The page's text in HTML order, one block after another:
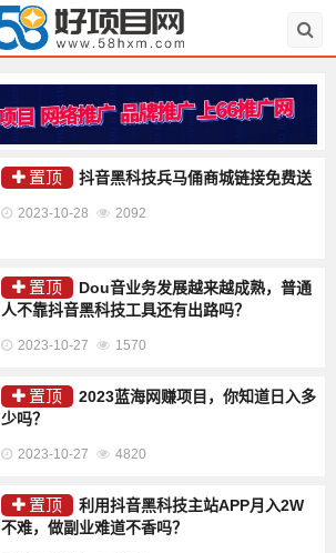
置顶 抖音黑科技兵马俑商城链接免费送
2023-10-28 2092
置顶
Dou音业务发展越来越成熟，普通
人不靠抖音黑科技工具还有出路吗？
2023-10-27 1570
置顶
2023蓝海网赚项目，你知道日入多
少吗？
2023-10-27 4820
置顶
利用抖音黑科技主站APP月入2W
不难，做副业难道不香吗？